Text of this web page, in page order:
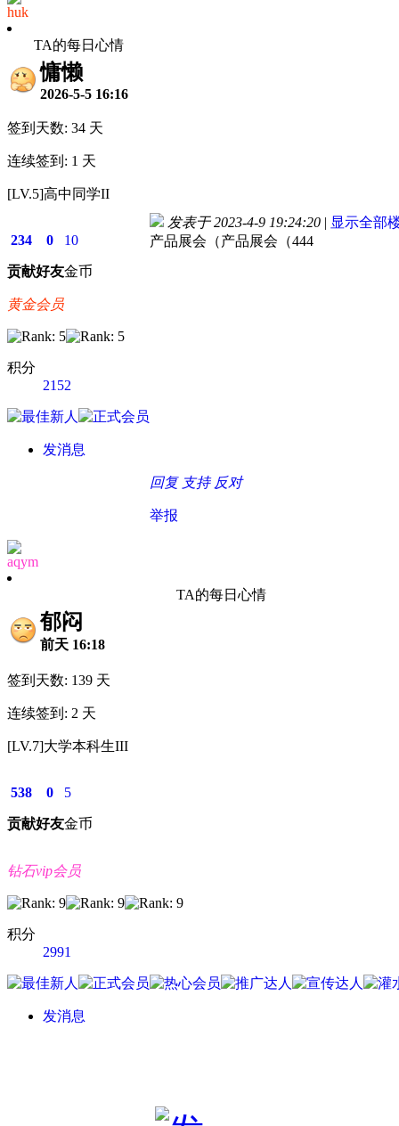
huk
TA的每日心情
慵懒
2026-5-5 16:16
签到天数: 34 天
连续签到: 1 天
[LV.5]高中同学II
234
贡献
0
好友
10
金币
黄金会员
积分
2152
发消息
发表于 2023-4-9 19:24:20 | 显示全部
产品展会（产品展会（444
回复 支持 反对
举报
aqym
TA的每日心情
郁闷
前天 16:18
签到天数: 139 天
连续签到: 2 天
[LV.7]大学本科生III
538
贡献
0
好友
5
金币
钻石vip会员
积分
2991
发消息